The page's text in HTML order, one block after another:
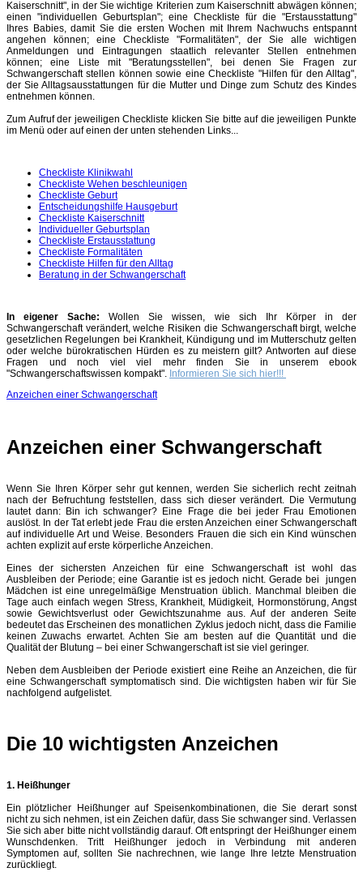
Kaiserschnitt", in der Sie wichtige Kriterien zum Kaiserschnitt abwägen können;
einen "individuellen Geburtsplan"; eine Checkliste für die "Erstausstattung"
Ihres Babies, damit Sie die ersten Wochen mit Ihrem Nachwuchs entspannt
angehen können; eine Checkliste "Formalitäten", der Sie alle wichtigen
Anmeldungen und Eintragungen staatlich relevanter Stellen entnehmen
können; eine Liste mit "Beratungsstellen", bei denen Sie Fragen zur
Schwangerschaft stellen können sowie eine Checkliste "Hilfen für den Alltag",
der Sie Alltagsausstattungen für die Mutter und Dinge zum Schutz des Kindes
entnehmen können.
Zum Aufruf der jeweiligen Checkliste klicken Sie bitte auf die jeweiligen Punkte
im Menü oder auf einen der unten stehenden Links...
Checkliste Klinikwahl
Checkliste Wehen beschleunigen
Checkliste Geburt
Entscheidungshilfe Hausgeburt
Checkliste Kaiserschnitt
Individueller Geburtsplan
Checkliste Erstausstattung
Checkliste Formalitäten
Checkliste Hilfen für den Alltag
Beratung in der Schwangerschaft
In eigener Sache: Wollen Sie wissen, wie sich Ihr Körper in der
Schwangerschaft verändert, welche Risiken die Schwangerschaft birgt, welche
gesetzlichen Regelungen bei Krankheit, Kündigung und im Mutterschutz gelten
oder welche bürokratischen Hürden es zu meistern gilt? Antworten auf diese
Fragen und noch viel viel mehr finden Sie in unserem ebook
"Schwangerschaftswissen kompakt". Informieren Sie sich hier!!!
Anzeichen einer Schwangerschaft
Anzeichen einer Schwangerschaft
Wenn Sie Ihren Körper sehr gut kennen, werden Sie sicherlich recht zeitnah
nach der Befruchtung feststellen, dass sich dieser verändert. Die Vermutung
lautet dann: Bin ich schwanger? Eine Frage die bei jeder Frau Emotionen
auslöst. In der Tat erlebt jede Frau die ersten Anzeichen einer Schwangerschaft
auf individuelle Art und Weise. Besonders Frauen die sich ein Kind wünschen
achten explizit auf erste körperliche Anzeichen.
Eines der sichersten Anzeichen für eine Schwangerschaft ist wohl das
Ausbleiben der Periode; eine Garantie ist es jedoch nicht. Gerade bei jungen
Mädchen ist eine unregelmäßige Menstruation üblich. Manchmal bleiben die
Tage auch einfach wegen Stress, Krankheit, Müdigkeit, Hormonstörung, Angst
sowie Gewichtsverlust oder Gewichtszunahme aus. Auf der anderen Seite
bedeutet das Erscheinen des monatlichen Zyklus jedoch nicht, dass die Familie
keinen Zuwachs erwartet. Achten Sie am besten auf die Quantität und die
Qualität der Blutung – bei einer Schwangerschaft ist sie viel geringer.
Neben dem Ausbleiben der Periode existiert eine Reihe an Anzeichen, die für
eine Schwangerschaft symptomatisch sind. Die wichtigsten haben wir für Sie
nachfolgend aufgelistet.
Die 10 wichtigsten Anzeichen
1. Heißhunger
Ein plötzlicher Heißhunger auf Speisenkombinationen, die Sie derart sonst
nicht zu sich nehmen, ist ein Zeichen dafür, dass Sie schwanger sind. Verlassen
Sie sich aber bitte nicht vollständig darauf. Oft entspringt der Heißhunger einem
Wunschdenken. Tritt Heißhunger jedoch in Verbindung mit anderen
Symptomen auf, sollten Sie nachrechnen, wie lange Ihre letzte Menstruation
zurückliegt.